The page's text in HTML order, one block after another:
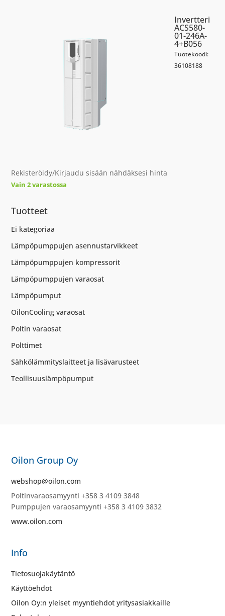
Invertteri
ACS580-
01-246A-
4+B056
Tuotekoodi:
36108188
Rekisteröidy/Kirjaudu sisään nähdäksesi hinta
Vain 2 varastossa
Tuotteet
Ei kategoriaa
Lämpöpumppujen asennustarvikkeet
Lämpöpumppujen kompressorit
Lämpöpumppujen varaosat
Lämpöpumput
OilonCooling varaosat
Poltin varaosat
Polttimet
Sähkölämmityslaitteet ja lisävarusteet
Teollisuuslämpöpumput
Oilon Group Oy
webshop@oilon.com
Poltinvaraosamyynti +358 3 4109 3848
Pumppujen varaosamyynti +358 3 4109 3832
www.oilon.com
Info
Tietosuojakäytäntö
Käyttöehdot
Oilon Oy:n yleiset myyntiehdot yritysasiakkaille